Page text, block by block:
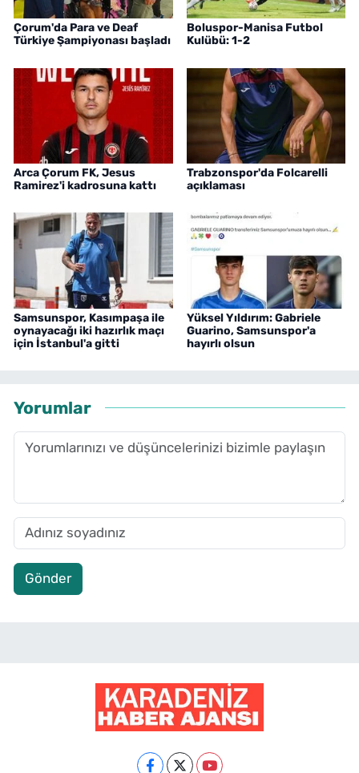
Çorum'da Para ve Deaf
Türkiye Şampiyonası başladı
Boluspor-Manisa Futbol
Kulübü: 1-2
Arca Çorum FK, Jesus
Ramirez'i kadrosuna kattı
Trabzonspor'da Folcarelli
açıklaması
Samsunspor, Kasımpaşa ile
oynayacağı iki hazırlık maçı
için İstanbul'a gitti
Yüksel Yıldırım: Gabriele
Guarino, Samsunspor'a
hayırlı olsun
Yorumlar
Gönder